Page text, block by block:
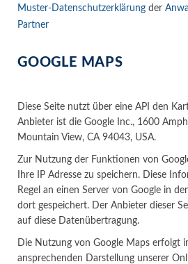
Muster-Datenschutzerklärung der
Partner
GOOGLE MAPS
Diese Seite nutzt über eine API den
Anbieter ist die Google Inc., 1600
Mountain View, CA 94043, USA.
Zur Nutzung der Funktionen von
Ihre IP Adresse zu speichern. Diese
Regel an einen Server von Google in
dort gespeichert. Der Anbieter dieser
auf diese Datenübertragung.
Die Nutzung von Google Maps erfolgt
ansprechenden Darstellung unserer